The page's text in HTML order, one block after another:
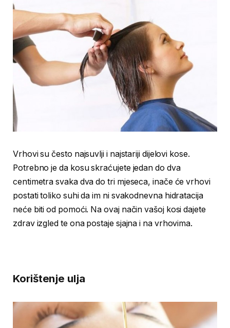
Vrhovi su često najsuvlji i najstariji dijelovi kose.
Potrebno je da kosu skraćujete jedan do dva
centimetra svaka dva do tri mjeseca, inače će vrhovi
postati toliko suhi da im ni svakodnevna hidratacija
neće biti od pomoći. Na ovaj način vašoj kosi dajete
zdrav izgled te ona postaje sjajna i na vrhovima.
Korištenje ulja